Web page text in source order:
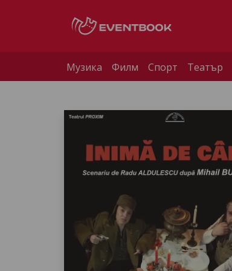
Музика Филм Спорт Театър